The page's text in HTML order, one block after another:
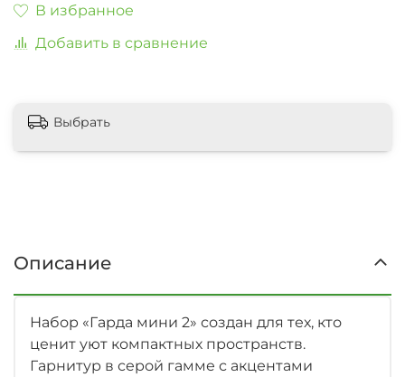
В избранное
Добавить в сравнение
Выбрать
Описание
Набор «Гарда мини 2» создан для тех, кто
ценит уют компактных пространств.
Гарнитур в серой гамме с акцентами